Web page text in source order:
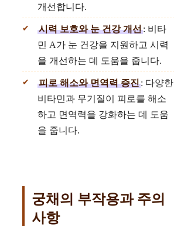
개선합니다.
시력 보호와 눈 건강 개선: 비타
민 A가 눈 건강을 지원하고 시력
을 개선하는 데 도움을 줍니다.
피로 해소와 면역력 증진: 다양한
비타민과 무기질이 피로를 해소
하고 면역력을 강화하는 데 도움
을 줍니다.
궁채의 부작용과 주의
사항